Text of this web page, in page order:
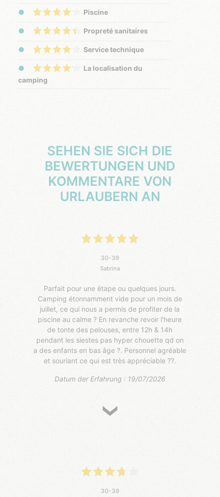
Piscine
Propreté sanitaires
Service technique
La localisation du
camping
SEHEN SIE SICH DIE
BEWERTUNGEN UND
KOMMENTARE VON
URLAUBERN AN
30-39
Sabrina
Parfait pour une étape ou quelques jours.
Camping étonnamment vide pour un mois de
juillet, ce qui nous a permis de profiter de la
piscine au calme ? En revanche revoir l'heure
de tonte des pelouses, entre 12h & 14h
pendant les siestes pas hyper chouette qd on
a des enfants en bas âge ?. Personnel agréable
et souriant ce qui est très appréciable ??.
Datum der Erfahrung : 19/07/2026
30-39